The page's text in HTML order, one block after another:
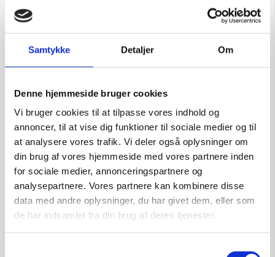
Samtykke Detaljer Om
Denne hjemmeside bruger cookies
Vi bruger cookies til at tilpasse vores indhold og
annoncer, til at vise dig funktioner til sociale medier og til
at analysere vores trafik. Vi deler også oplysninger om
din brug af vores hjemmeside med vores partnere inden
for sociale medier, annonceringspartnere og
analysepartnere. Vores partnere kan kombinere disse
data med andre oplysninger, du har givet dem, eller som
de har indsamlet fra din brug af deres tjenester.
Maleri af Piotr Kachny: Grim Ace
Kunstner: Piotr Kachny
Størrelse: 118×100
Tilføj til kurv